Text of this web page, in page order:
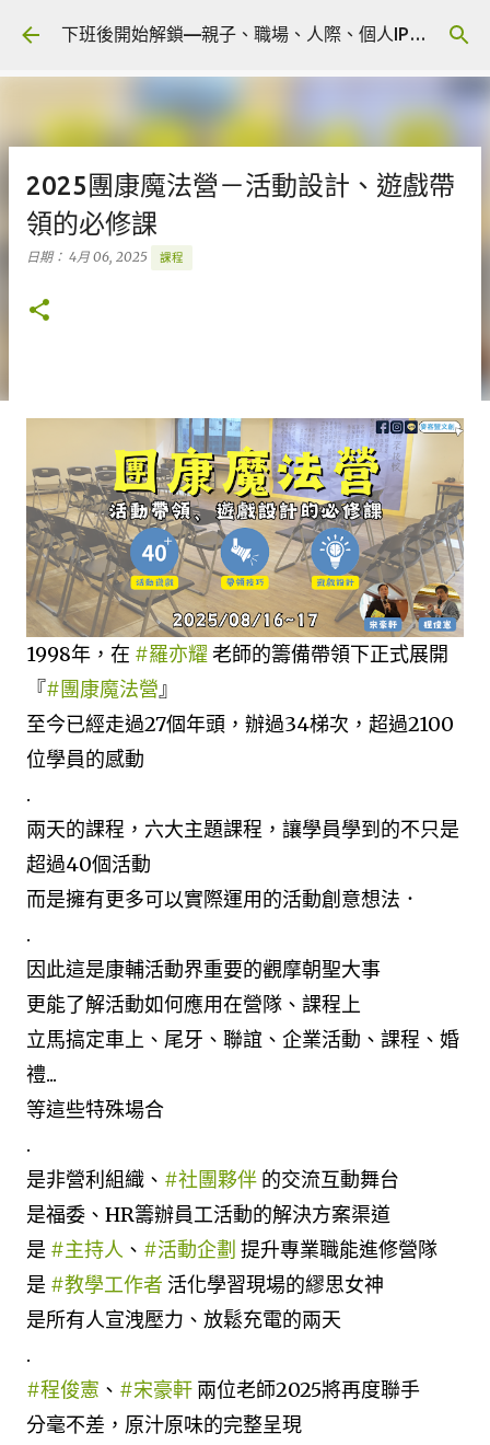
跳到主要內容 下班後開始解鎖—親子、職場、人際、個人IP 🎧 Podcast
2025團康魔法營－活動設計、遊戲帶
領的必修課
日期： 4月 06, 2025 課程
1998年，在 #羅亦耀 老師的籌備帶領下正式展開
『#團康魔法營』
至今已經走過27個年頭，辦過34梯次，超過2100
位學員的感動
.
兩天的課程，六大主題課程，讓學員學到的不只是
超過40個活動
而是擁有更多可以實際運用的活動創意想法．
.
因此這是康輔活動界重要的觀摩朝聖大事
更能了解活動如何應用在營隊、課程上
立馬搞定車上、尾牙、聯誼、企業活動、課程、婚
禮...
等這些特殊場合
.
是非營利組織、 #社團夥伴 的交流互動舞台
是福委、HR籌辦員工活動的解決方案渠道
是 #主持人 、 #活動企劃 提升專業職能進修營隊
是 #教學工作者 活化學習現場的繆思女神
是所有人宣洩壓力、放鬆充電的兩天
.
#程俊憲 、 #宋豪軒 兩位老師2025將再度聯手
分毫不差，原汁原味的完整呈現